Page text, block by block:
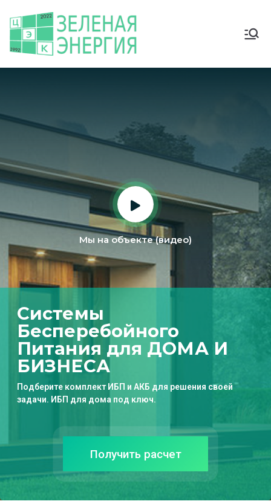
Системы
Бесперебойного
Питания для ДОМА И
БИЗНЕСА
Подберите комплект ИБП и АКБ для решения своей
задачи. ИБП для дома под ключ.
Получить расчет
Мы на объекте (видео)